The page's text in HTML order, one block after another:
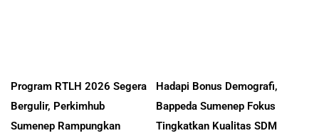
Program RTLH 2026 Segera
Bergulir, Perkimhub
Sumenep Rampungkan
Hadapi Bonus Demografi,
Bappeda Sumenep Fokus
Tingkatkan Kualitas SDM